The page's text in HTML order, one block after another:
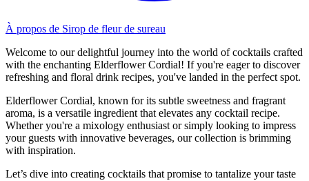
À propos de Sirop de fleur de sureau
Welcome to our delightful journey into the world of cocktails crafted
with the enchanting Elderflower Cordial! If you're eager to discover
refreshing and floral drink recipes, you've landed in the perfect spot.
Elderflower Cordial, known for its subtle sweetness and fragrant
aroma, is a versatile ingredient that elevates any cocktail recipe.
Whether you're a mixology enthusiast or simply looking to impress
your guests with innovative beverages, our collection is brimming
with inspiration.
Let’s dive into creating cocktails that promise to tantalize your taste